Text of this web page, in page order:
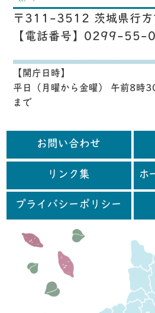
〒311-3512 茨城県行方
【電話番号】0299-55-
【開庁日時】
平日（月曜から金曜） 午前8時
まで
お問い合わせ
リンク集 ホ
プライバシーポリシー